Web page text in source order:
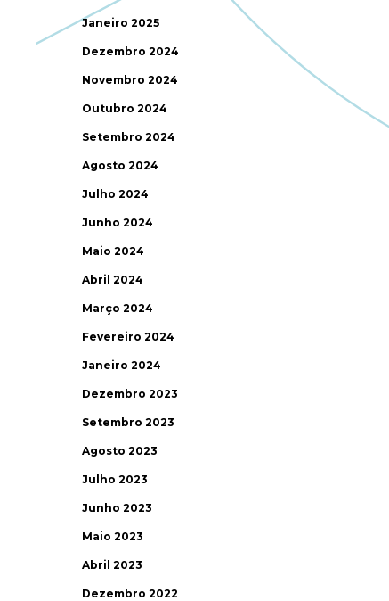
Janeiro 2025
Dezembro 2024
Novembro 2024
Outubro 2024
Setembro 2024
Agosto 2024
Julho 2024
Junho 2024
Maio 2024
Abril 2024
Março 2024
Fevereiro 2024
Janeiro 2024
Dezembro 2023
Setembro 2023
Agosto 2023
Julho 2023
Junho 2023
Maio 2023
Abril 2023
Dezembro 2022